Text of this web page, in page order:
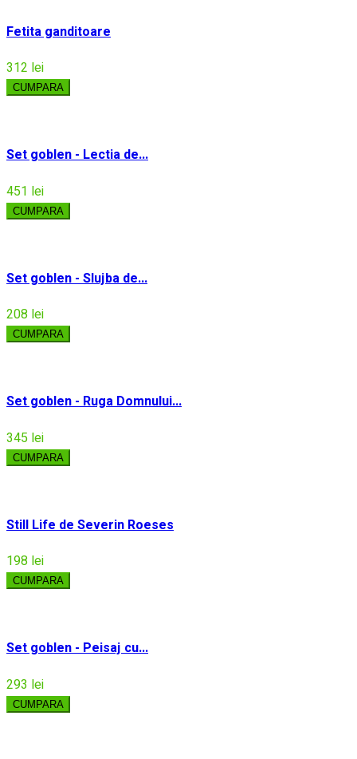
Fetita ganditoare
312 lei
CUMPARA
Set goblen - Lectia de...
451 lei
CUMPARA
Set goblen - Slujba de...
208 lei
CUMPARA
Set goblen - Ruga Domnului...
345 lei
CUMPARA
Still Life de Severin Roeses
198 lei
CUMPARA
Set goblen - Peisaj cu...
293 lei
CUMPARA